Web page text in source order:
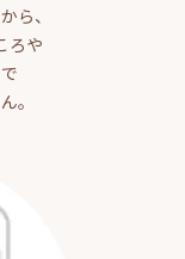
ら、
ろや
。